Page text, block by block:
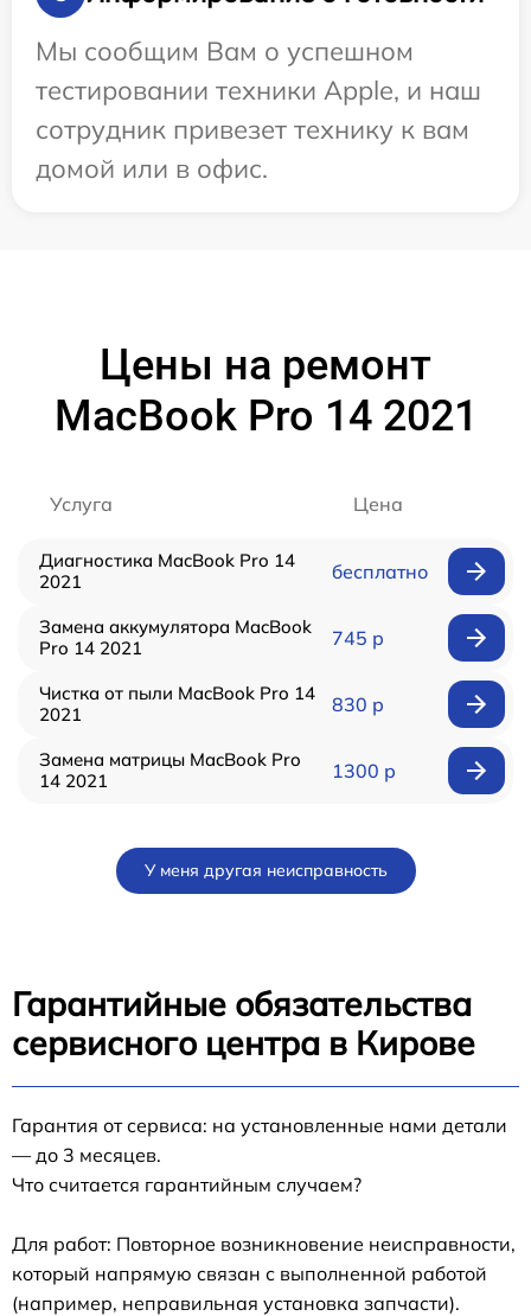
Мы сообщим Вам о успешном
тестировании техники Apple, и наш
сотрудник привезет технику к вам
домой или в офис.
Цены на ремонт
MacBook Pro 14 2021
Услуга Цена
Диагностика MacBook Pro 14
2021
бесплатно
Замена аккумулятора MacBook
Pro 14 2021
745 р
Чистка от пыли MacBook Pro 14
2021
830 р
Замена матрицы MacBook Pro
14 2021
1300 р
У меня другая неисправность
Гарантийные обязательства
сервисного центра в Кирове
Гарантия от сервиса: на установленные нами детали
— до 3 месяцев.
Что считается гарантийным случаем?
Для работ: Повторное возникновение неисправности,
который напрямую связан с выполненной работой
(например, неправильная установка запчасти).